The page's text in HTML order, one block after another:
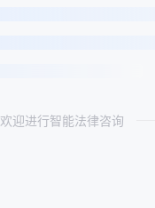
欢迎进行智能法律咨询